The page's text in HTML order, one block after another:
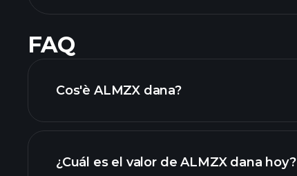
FAQ
Cos'è ALMZX dana?
¿Cuál es el valor de ALMZX dana hoy?